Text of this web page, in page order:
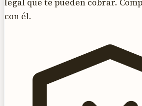
legal que te pueden cobrar.
con él.